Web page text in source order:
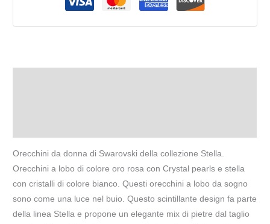
Orecchini da donna di Swarovski della collezione Stella.
Orecchini a lobo di colore oro rosa con Crystal pearls e stella
con cristalli di colore bianco. Questi orecchini a lobo da sogno
sono come una luce nel buio. Questo scintillante design fa parte
della linea Stella e propone un elegante mix di pietre dal taglio